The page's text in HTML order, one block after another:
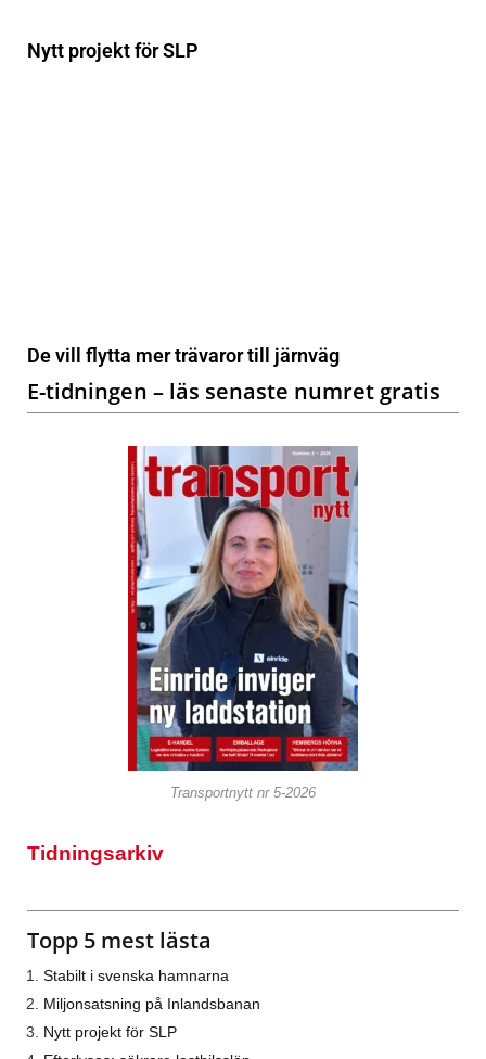
Nytt projekt för SLP
De vill flytta mer trävaror till järnväg
E-tidningen – läs senaste numret gratis
Transportnytt nr 5-2026
Tidningsarkiv
Topp 5 mest lästa
Stabilt i svenska hamnarna
Miljonsatsning på Inlandsbanan
Nytt projekt för SLP